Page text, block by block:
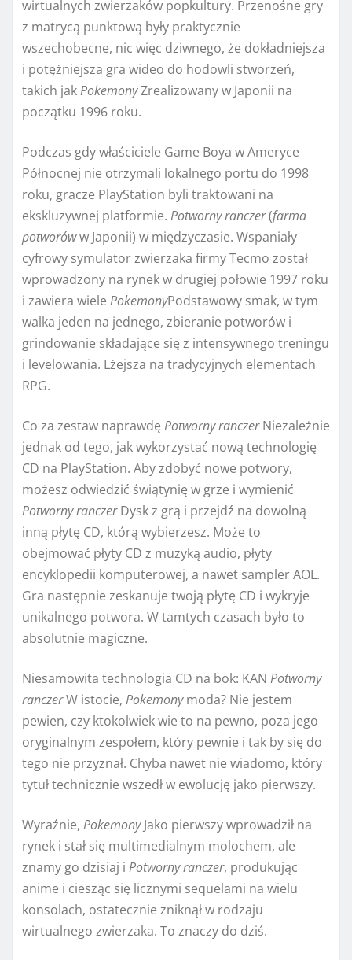
wirtualnych zwierzaków popkultury. Przenośne gry
z matrycą punktową były praktycznie
wszechobecne, nic więc dziwnego, że dokładniejsza
i potężniejsza gra wideo do hodowli stworzeń,
takich jakPokemonyZrealizowany w Japonii na
początku 1996 roku.
Podczas gdy właściciele Game Boya w Ameryce
Północnej nie otrzymali lokalnego portu do 1998
roku, gracze PlayStation byli traktowani na
ekskluzywnej platformie. Potworny ranczer(farma
potworóww Japonii) w międzyczasie. Wspaniały
cyfrowy symulator zwierzaka firmy Tecmo został
wprowadzony na rynek w drugiej połowie 1997 roku
i zawiera wiele PokemonyPodstawowy smak, w tym
walka jeden na jednego, zbieranie potworów i
grindowanie składające się z intensywnego treningu
i levelowania. Lżejsza na tradycyjnych elementach
RPG.
Co za zestaw naprawdę Potworny ranczerNiezależnie
jednak od tego, jak wykorzystać nową technologię
CD na PlayStation. Aby zdobyć nowe potwory,
możesz odwiedzić świątynię w grze i wymienić
Potworny ranczerDysk z grą i przejdź na dowolną
inną płytę CD, którą wybierzesz. Może to
obejmować płyty CD z muzyką audio, płyty
encyklopedii komputerowej, a nawet sampler AOL.
Gra następnie zeskanuje twoją płytę CD i wykryje
unikalnego potwora. W tamtych czasach było to
absolutnie magiczne.
Niesamowita technologia CD na bok: KAN Potworny
ranczerW istocie, Pokemonymoda? Nie jestem
pewien, czy ktokolwiek wie to na pewno, poza jego
oryginalnym zespołem, który pewnie i tak by się do
tego nie przyznał. Chyba nawet nie wiadomo, który
tytuł technicznie wszedł w ewolucję jako pierwszy.
Wyraźnie, PokemonyJako pierwszy wprowadził na
rynek i stał się multimedialnym molochem, ale
znamy go dzisiaj i Potworny ranczer, produkując
anime i ciesząc się licznymi sequelami na wielu
konsolach, ostatecznie zniknął w rodzaju
wirtualnego zwierzaka. To znaczy do dziś.